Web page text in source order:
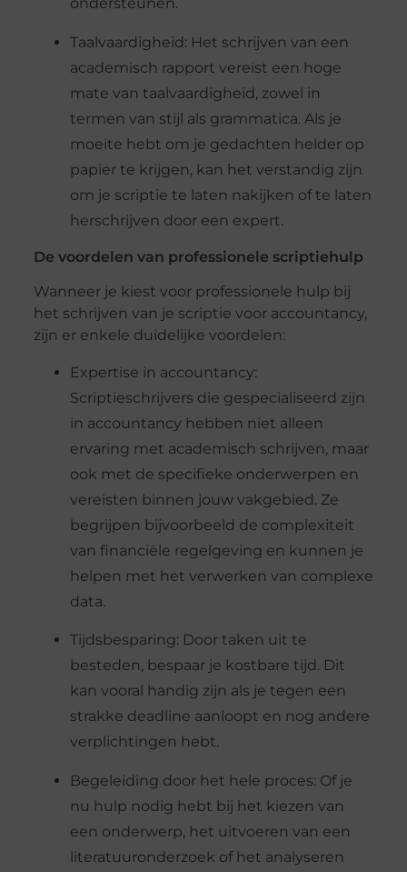
Taalvaardigheid: Het schrijven van een
academisch rapport vereist een hoge
mate van taalvaardigheid, zowel in
termen van stijl als grammatica. Als je
moeite hebt om je gedachten helder op
papier te krijgen, kan het verstandig zijn
om je scriptie te laten nakijken of te laten
herschrijven door een expert.
De voordelen van professionele scriptiehulp
Wanneer je kiest voor professionele hulp bij
het schrijven van je scriptie voor accountancy,
zijn er enkele duidelijke voordelen:
Expertise in accountancy:
Scriptieschrijvers die gespecialiseerd zijn
in accountancy hebben niet alleen
ervaring met academisch schrijven, maar
ook met de specifieke onderwerpen en
vereisten binnen jouw vakgebied. Ze
begrijpen bijvoorbeeld de complexiteit
van financiële regelgeving en kunnen je
helpen met het verwerken van complexe
data.
Tijdsbesparing: Door taken uit te
besteden, bespaar je kostbare tijd. Dit
kan vooral handig zijn als je tegen een
strakke deadline aanloopt en nog andere
verplichtingen hebt.
Begeleiding door het hele proces: Of je
nu hulp nodig hebt bij het kiezen van
een onderwerp, het uitvoeren van een
literatuuronderzoek of het analyseren